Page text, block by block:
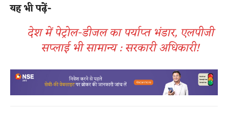
यह भी पढ़ें-
देश में पेट्रोल-डीजल का पर्याप्त भंडार, एलपीजी
सप्लाई भी सामान्य : सरकारी अधिकारी!